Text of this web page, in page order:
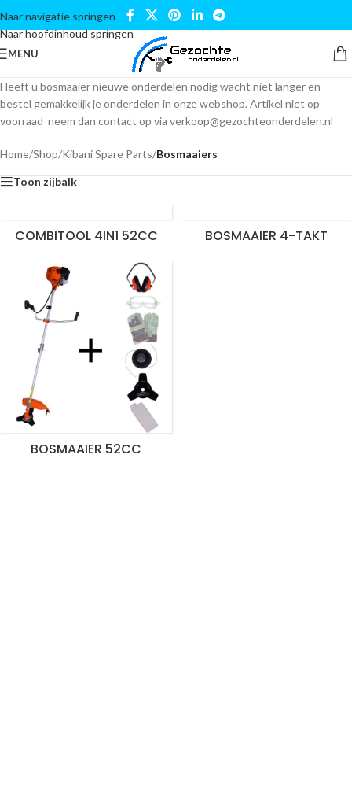
Naar navigatie springen
Naar hoofdinhoud springen
MENU
Heeft u bosmaaier nieuwe onderdelen nodig wacht niet langer en
bestel gemakkelijk je onderdelen in onze webshop. Artikel niet op
voorraad neem dan contact op via verkoop@gezochteonderdelen.nl
Home/Shop/Kibani Spare Parts/Bosmaaiers
Toon zijbalk
COMBITOOL 4IN1 52CC BOSMAAIER 4-TAKT
BOSMAAIER 52CC